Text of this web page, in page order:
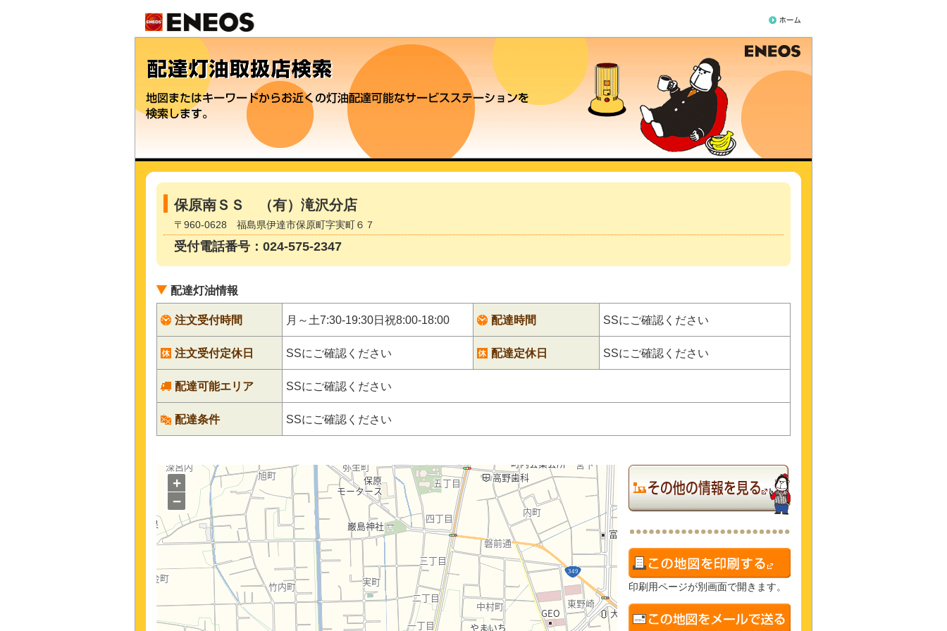
保原南ＳＳ （有）滝沢分店
〒960-0628 福島県伊達市保原町字実町６７
受付電話番号：024-575-2347
配達灯油情報
注文受付時間 月～土7:30-19:30日祝8:00-18:00 配達時間 SSにご確認ください
注文受付定休日 SSにご確認ください 配達定休日 SSにご確認ください
配達可能エリア SSにご確認ください
配達条件 SSにご確認ください
+
−
印刷用ページが別画面で開きます。